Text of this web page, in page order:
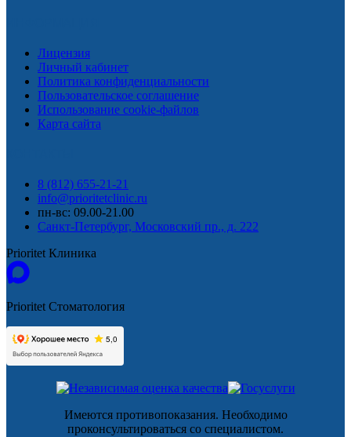
Лицензия
Личный кабинет
Политика конфиденциальности
Пользовательское соглашение
Использование cookie-файлов
Карта сайта
8 (812) 655-21-21
info@prioritetclinic.ru
пн-вс: 09.00-21.00
Санкт-Петербург, Московский пр., д. 222
Prioritet Клиника
Prioritet Стоматология
Имеются противопоказания. Необходимо
проконсультироваться со специалистом.